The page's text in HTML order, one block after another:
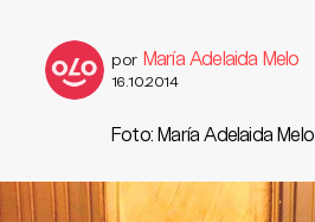
por María Adelaida Melo
16.10.2014
Foto: María Adelaida Melo